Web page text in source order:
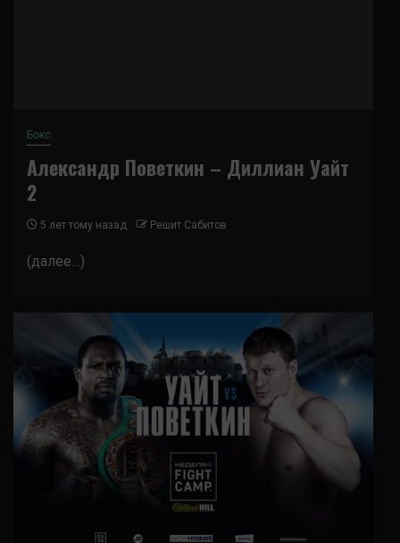
Бокс
Александр Поветкин – Диллиан Уайт
2
5 лет тому назад Решит Сабитов
(далее…)